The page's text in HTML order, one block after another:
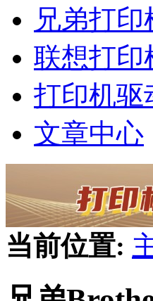
兄弟打印
联想打印
打印机驱
文章中心
当前位置: